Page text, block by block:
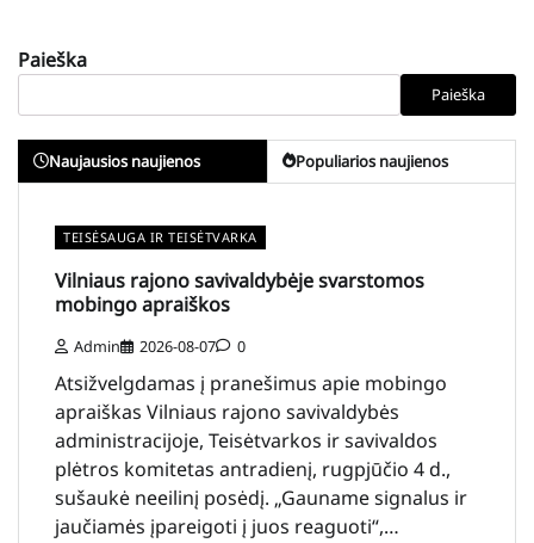
Paieška
Paieška
Naujausios naujienos Populiarios naujienos
TEISĖSAUGA IR TEISĖTVARKA
Vilniaus rajono savivaldybėje svarstomos
mobingo apraiškos
Admin 2026-08-07 0
Atsižvelgdamas į pranešimus apie mobingo
apraiškas Vilniaus rajono savivaldybės
administracijoje, Teisėtvarkos ir savivaldos
plėtros komitetas antradienį, rugpjūčio 4 d.,
sušaukė neeilinį posėdį. „Gauname signalus ir
jaučiamės įpareigoti į juos reaguoti“,…